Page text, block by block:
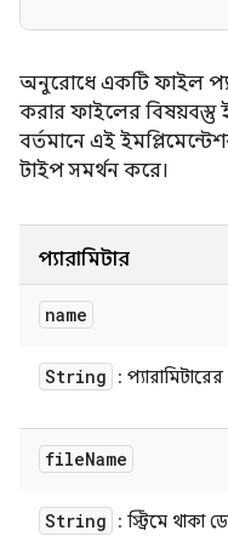
অনুরোধে একটি ফাইল
করার ফাইলের বিষয়বস্তু
বর্তমানে এই
টাইপ সমর্থন করে।
প্যারামিটার
name
String : প্যারামিটারের
fileName
String : স্ট্রিমে থাকা